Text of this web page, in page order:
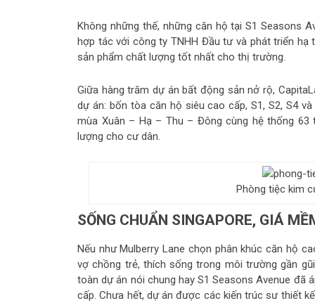
Không những thế, những căn hộ tại S1 Seasons
hợp tác với công ty TNHH Đầu tư và phát triển
sản phẩm chất lượng tốt nhất cho thị trường.
Giữa hàng trăm dự án bất động sản nở rộ,
dự án: bốn tòa căn hộ siêu cao cấp, S1, S2, S4 và
mùa Xuân – Hạ – Thu – Đông cùng hệ thống
lượng cho cư dân.
Phòng tiệc kim
SỐNG CHUẨN SINGAPORE, GIÁ
Nếu như Mulberry Lane chọn phân khúc căn hộ
vợ chồng trẻ, thích sống trong môi trường gần
toàn dự án nói chung hay S1 Seasons Avenue đã
cấp. Chưa hết, dự án được các kiến trúc sư thiết